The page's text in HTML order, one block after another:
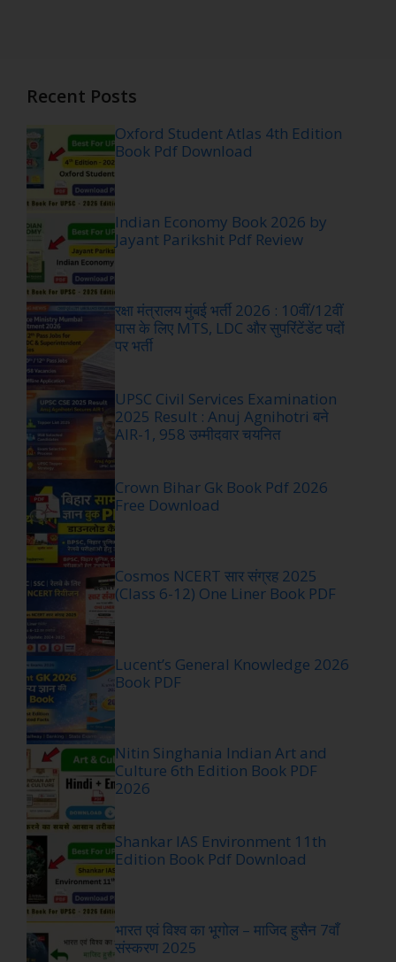
Recent Posts
Oxford Student Atlas 4th Edition
Book Pdf Download
Indian Economy Book 2026 by
Jayant Parikshit Pdf Review
रक्षा मंत्रालय मुंबई भर्ती 2026 : 10वीं/12वीं
पास के लिए MTS, LDC और सुपरिंटेंडेंट पदों
पर भर्ती
UPSC Civil Services Examination
2025 Result : Anuj Agnihotri बने
AIR-1, 958 उम्मीदवार चयनित
Crown Bihar Gk Book Pdf 2026
Free Download
Cosmos NCERT सार संग्रह 2025
(Class 6-12) One Liner Book PDF
Lucent’s General Knowledge 2026
Book PDF
Nitin Singhania Indian Art and
Culture 6th Edition Book PDF
2026
Shankar IAS Environment 11th
Edition Book Pdf Download
भारत एवं विश्व का भूगोल – माजिद हुसैन 7वाँ
संस्करण 2025